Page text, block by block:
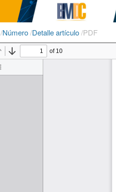
/Número/Detalle artículo/PDF